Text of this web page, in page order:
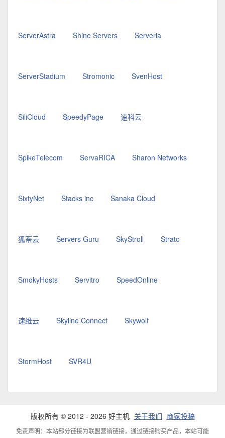
ServerAstra Shine Servers Serveria
ServerStadium Stromonic SvenHost
SiliCloud SpeedyPage 速科云
SpikeTelecom ServaRICA Sharon Networks
SixtyNet Stacks inc Sanaka Cloud
狐蒂云 Servers Guru SkyStroll Strato
SmokyHosts Servitro SpeedOnline
速维云 Skyline Connect Skywolf
StormHost SVR4U
版权所有 © 2012 - 2026 好主机 关于我们 商家投稿
免责声明：本站部分链接为联盟营销链接，通过链接购买产品，本站可能